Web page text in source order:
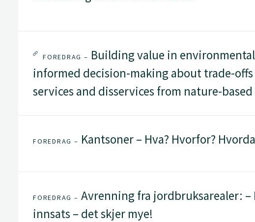
FOREDRAG – Building value in
informed decision-making about trade-
services and disservices from nature-
FOREDRAG – Kantsoner – Hva? Hvorfor?
FOREDRAG – Avrenning fra jordbruksarealer:
innsats – det skjer mye!